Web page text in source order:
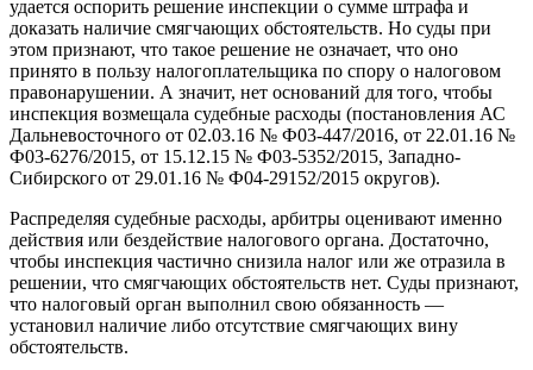
удается оспорить решение инспекции о сумме штрафа и
доказать наличие смягчающих обстоятельств. Но суды при
этом признают, что такое решение не означает, что оно
принято в пользу налогоплательщика по спору о налоговом
правонарушении. А значит, нет оснований для того, чтобы
инспекция возмещала судебные расходы (постановления АС
Дальневосточного от 02.03.16 № Ф03-447/2016, от 22.01.16 №
Ф03-6276/2015, от 15.12.15 № Ф03-5352/2015, Западно-
Сибирского от 29.01.16 № Ф04-29152/2015 округов).
Распределяя судебные расходы, арбитры оценивают именно
действия или бездействие налогового органа. Достаточно,
чтобы инспекция частично снизила налог или же отразила в
решении, что смягчающих обстоятельств нет. Суды признают,
что налоговый орган выполнил свою обязанность —
установил наличие либо отсутствие смягчающих вину
обстоятельств.